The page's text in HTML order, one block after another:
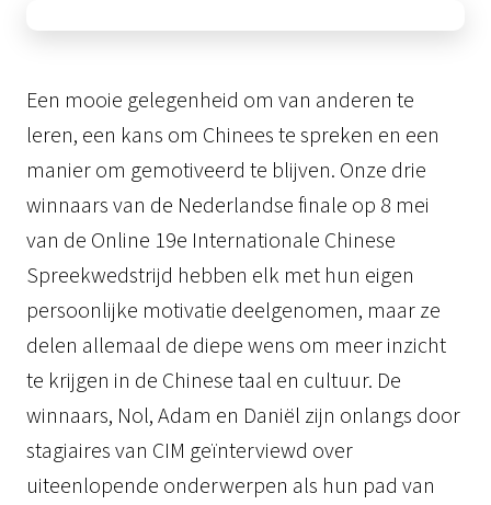
Een mooie gelegenheid om van anderen te
leren, een kans om Chinees te spreken en een
manier om gemotiveerd te blijven. Onze drie
winnaars van de Nederlandse finale op 8 mei
van de Online 19e Internationale Chinese
Spreekwedstrijd hebben elk met hun eigen
persoonlijke motivatie deelgenomen, maar ze
delen allemaal de diepe wens om meer inzicht
te krijgen in de Chinese taal en cultuur. De
winnaars, Nol, Adam en Daniël zijn onlangs door
stagiaires van CIM geïnterviewd over
uiteenlopende onderwerpen als hun pad van